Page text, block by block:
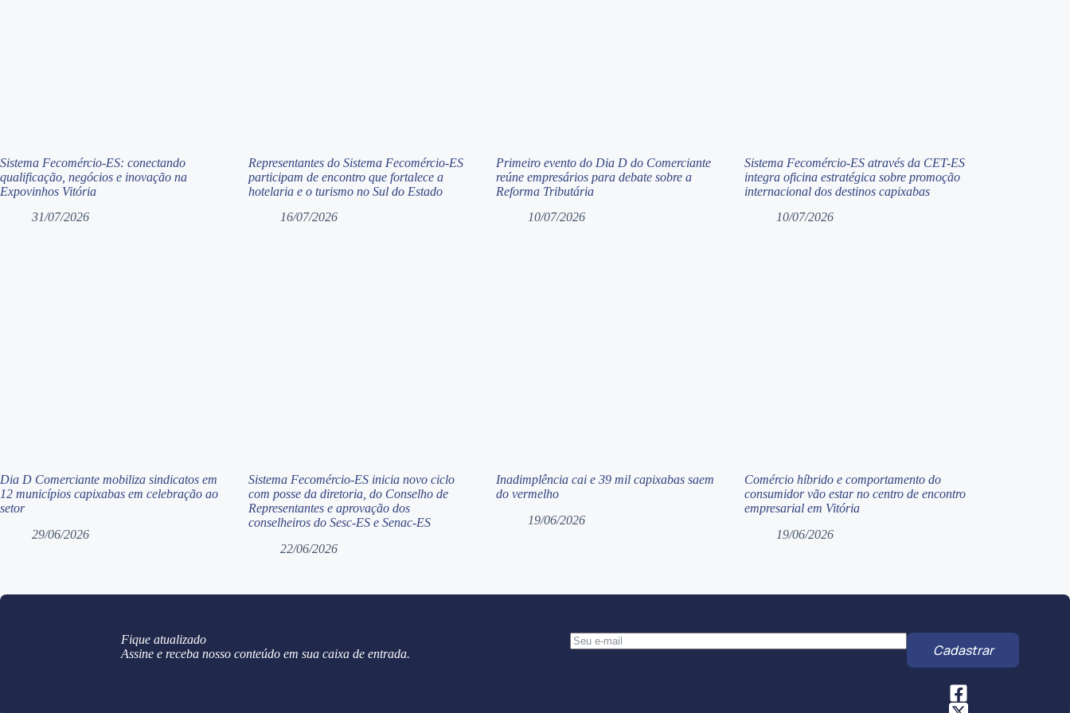
Sistema Fecomércio-ES: conectando
qualificação, negócios e inovação na
Expovinhos Vitória
31/07/2026
Representantes do Sistema Fecomércio-ES
participam de encontro que fortalece a
hotelaria e o turismo no Sul do Estado
16/07/2026
Primeiro evento do Dia D do Comerciante
reúne empresários para debate sobre a
Reforma Tributária
10/07/2026
Sistema Fecomércio-ES através da CET-ES
integra oficina estratégica sobre promoção
internacional dos destinos capixabas
10/07/2026
Dia D Comerciante mobiliza sindicatos em
12 municípios capixabas em celebração ao
setor
29/06/2026
Sistema Fecomércio-ES inicia novo ciclo
com posse da diretoria, do Conselho de
Representantes e aprovação dos
conselheiros do Sesc-ES e Senac-ES
22/06/2026
Inadimplência cai e 39 mil capixabas saem
do vermelho
19/06/2026
Comércio híbrido e comportamento do
consumidor vão estar no centro de encontro
empresarial em Vitória
19/06/2026
Fique atualizado
Assine e receba nosso conteúdo em sua caixa de entrada.
Cadastrar